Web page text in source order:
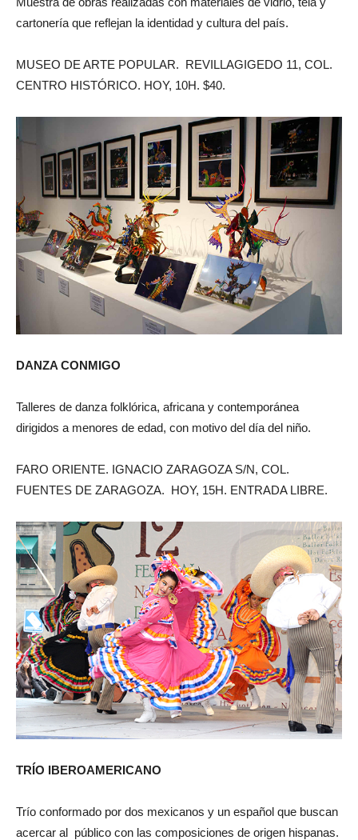
cartonería que reflejan la identidad y cultura del país.
MUSEO DE ARTE POPULAR. REVILLAGIGEDO 11, COL.
CENTRO HISTÓRICO. HOY, 10H. $40.
DANZA CONMIGO
Talleres de danza folklórica, africana y contemporánea
dirigidos a menores de edad, con motivo del día del niño.
FARO ORIENTE. IGNACIO ZARAGOZA S/N, COL.
FUENTES DE ZARAGOZA. HOY, 15H. ENTRADA LIBRE.
TRÍO IBEROAMERICANO
Trío conformado por dos mexicanos y un español que buscan
acercar al público con las composiciones de origen hispanas.